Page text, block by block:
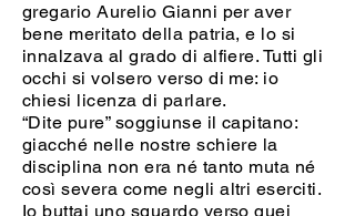
gregario Aurelio Gianni per aver
bene meritato della patria, e lo si
innalzava al grado di alfiere. Tutti gli
occhi si volsero verso di me: io
chiesi licenza di parlare.
“Dite pure” soggiunse il capitano:
giacché nelle nostre schiere la
disciplina non era né tanto muta né
così severa come negli altri eserciti.
Io buttai uno sguardo verso quei